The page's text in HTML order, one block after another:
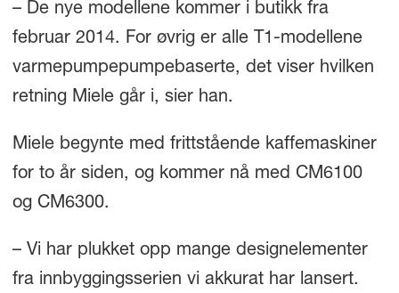
– De nye modellene kommer i butikk fra
februar 2014. For øvrig er alle T1-modellene
varmepumpepumpebaserte, det viser hvilken
retning Miele går i, sier han.
Miele begynte med frittstående kaffemaskiner
for to år siden, og kommer nå med CM6100
og CM6300.
– Vi har plukket opp mange designelementer
fra innbyggingsserien vi akkurat har lansert.